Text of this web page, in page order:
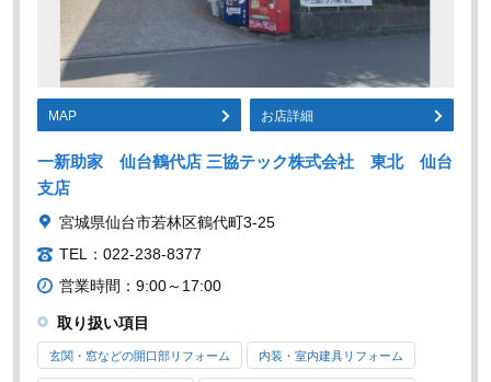
MAP お店詳細
一新助家 仙台鶴代店 三協テック株式会社 東北 仙台
支店
宮城県仙台市若林区鶴代町3-25
TEL：022-238-8377
営業時間：9:00～17:00
取り扱い項目
玄関・窓などの開口部リフォーム 内装・室内建具リフォーム